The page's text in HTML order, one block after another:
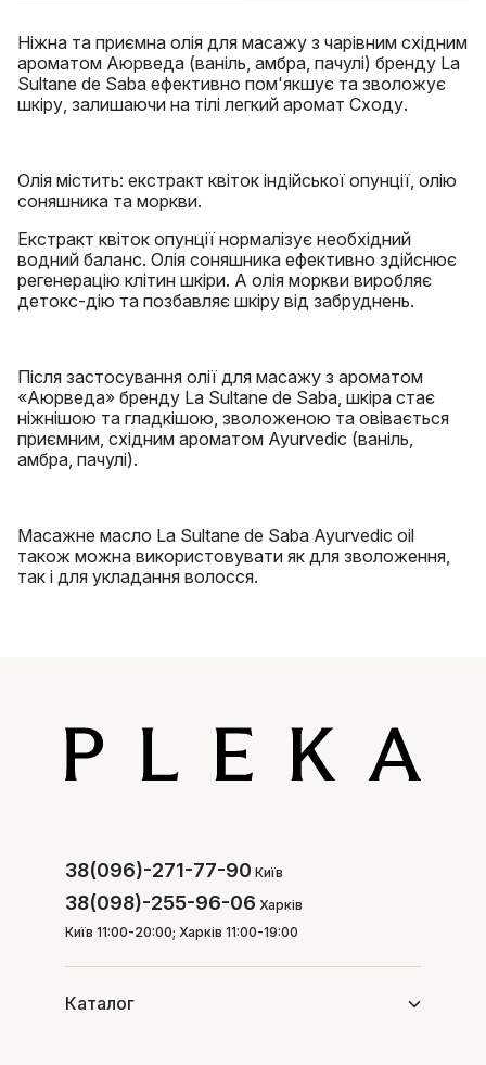
Ніжна та приємна олія для масажу з чарівним східним
ароматом Аюрведа (ваніль, амбра, пачулі) бренду La
Sultane de Saba ефективно пом'якшує та зволожує
шкіру, залишаючи на тілі легкий аромат Сходу.
Олія містить: екстракт квіток індійської опунції, олію
соняшника та моркви.
Екстракт квіток опунції нормалізує необхідний
водний баланс. Олія соняшника ефективно здійснює
регенерацію клітин шкіри. А олія моркви виробляє
детокс-дію та позбавляє шкіру від забруднень.
Після застосування олії для масажу з ароматом
«Аюрведа» бренду La Sultane de Saba, шкіра стає
ніжнішою та гладкішою, зволоженою та овівається
приємним, східним ароматом Ayurvedic (ваніль,
амбра, пачулі).
Масажне масло La Sultane de Saba Ayurvedic oil
також можна використовувати як для зволоження,
так і для укладання волосся.
38(096)-271-77-90 Київ
38(098)-255-96-06 Харків
Київ 11:00-20:00; Харків 11:00-19:00
Каталог